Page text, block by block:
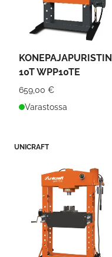
KONEPAJAPURISTIN
10T WPP10TE
659,00 €
Varastossa
UNICRAFT